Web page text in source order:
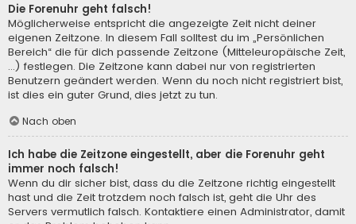
Die Forenuhr geht falsch!
Möglicherweise entspricht die angezeigte Zeit nicht deiner
eigenen Zeitzone. In diesem Fall solltest du im „Persönlichen
Bereich“ die für dich passende Zeitzone (Mitteleuropäische Zeit,
...) festlegen. Die Zeitzone kann dabei nur von registrierten
Benutzern geändert werden. Wenn du noch nicht registriert bist,
ist dies ein guter Grund, dies jetzt zu tun.
Nach oben
Ich habe die Zeitzone eingestellt, aber die Forenuhr geht
immer noch falsch!
Wenn du dir sicher bist, dass du die Zeitzone richtig eingestellt
hast und die Zeit trotzdem noch falsch ist, geht die Uhr des
Servers vermutlich falsch. Kontaktiere einen Administrator, damit